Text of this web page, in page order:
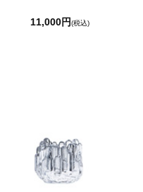
11,000円(税込)